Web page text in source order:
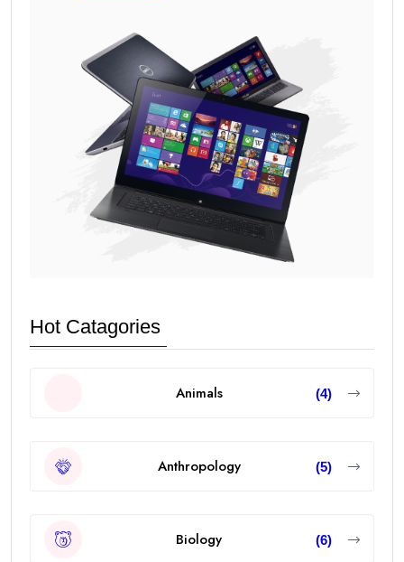
Hot Catagories
Animals (4)
Anthropology (5)
Biology (6)